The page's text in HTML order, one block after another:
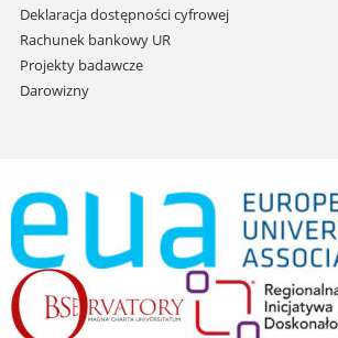
Deklaracja dostępności cyfrowej
Rachunek bankowy UR
Projekty badawcze
Darowizny